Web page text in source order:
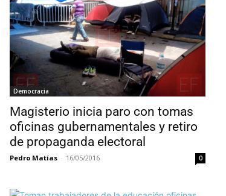
Democracia
Magisterio inicia paro con tomas
oficinas gubernamentales y retiro
de propaganda electoral
Pedro Matías - 16/05/2016 0